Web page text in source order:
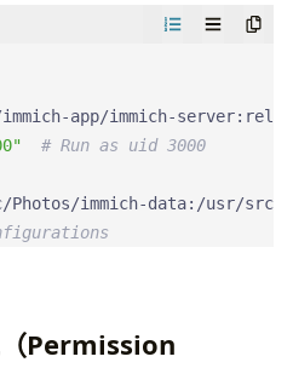
app/immich-
# Run as uid 3000
Photos/immich-data:/usr/src/
Permission